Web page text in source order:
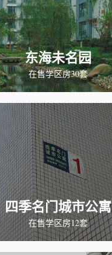
东海未名园
在售学区房30套
四季名门城市公寓
在售学区房12套